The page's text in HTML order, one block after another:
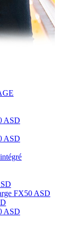
ASD
ASD
FX50 ASD
ASD